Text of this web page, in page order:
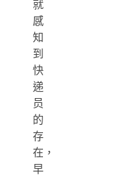
就
感
知
到
快
递
员
的
存
在，
早